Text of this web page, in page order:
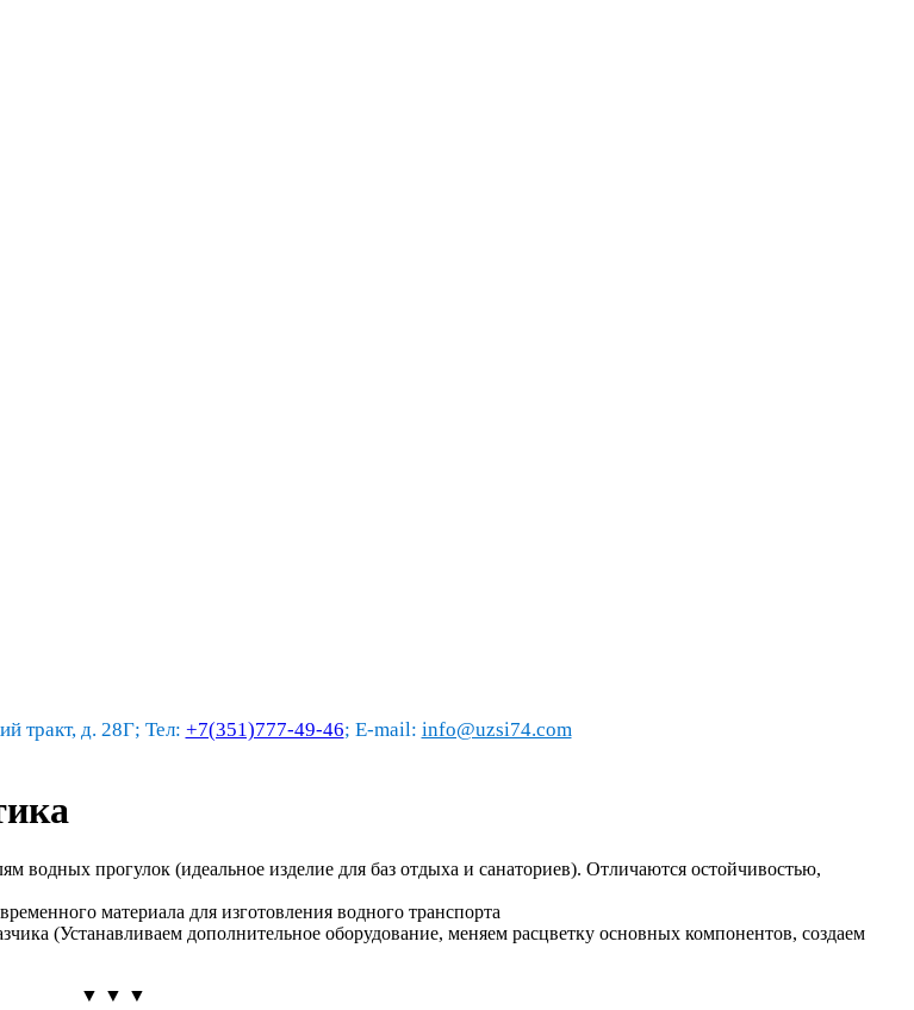
тракт, д. 28Г; Тел: +7(351)777-49-46; E-mail: info@uzsi74.com
прогулок (идеальное изделие для баз отдыха и санаториев). Отличаются остойчивостью,
материала для изготовления водного транспорта
(Устанавливаем дополнительное оборудование, меняем расцветку основных компонентов, создаем
▼ ▼ ▼